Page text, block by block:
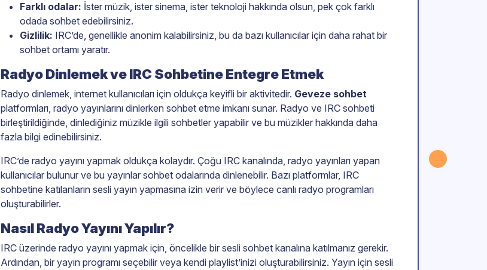
Farklı odalar: İster müzik, ister sinema, ister teknoloji hakkında olsun, pek çok farklı
odada sohbet edebilirsiniz.
Gizlilik: IRC’de, genellikle anonim kalabilirsiniz, bu da bazı kullanıcılar için daha rahat bir
sohbet ortamı yaratır.
Radyo Dinlemek ve IRC Sohbetine Entegre Etmek
Radyo dinlemek, internet kullanıcıları için oldukça keyifli bir aktivitedir. Geveze sohbet
platformları, radyo yayınlarını dinlerken sohbet etme imkanı sunar. Radyo ve IRC sohbeti
birleştirildiğinde, dinlediğiniz müzikle ilgili sohbetler yapabilir ve bu müzikler hakkında daha
fazla bilgi edinebilirsiniz.
IRC’de radyo yayını yapmak oldukça kolaydır. Çoğu IRC kanalında, radyo yayınları yapan
kullanıcılar bulunur ve bu yayınlar sohbet odalarında dinlenebilir. Bazı platformlar, IRC
sohbetine katılanların sesli yayın yapmasına izin verir ve böylece canlı radyo programları
oluşturabilirler.
Nasıl Radyo Yayını Yapılır?
IRC üzerinde radyo yayını yapmak için, öncelikle bir sesli sohbet kanalına katılmanız gerekir.
Ardından, bir yayın programı seçebilir veya kendi playlist’inizi oluşturabilirsiniz. Yayın için sesli